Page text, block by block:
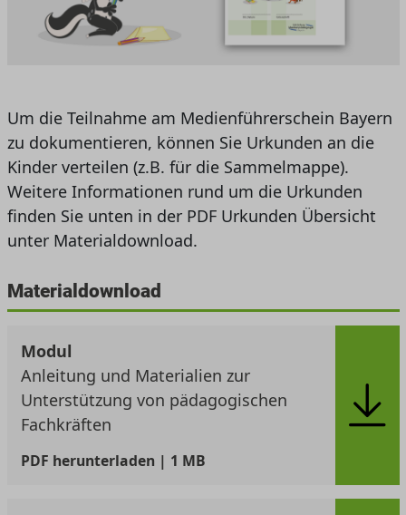
Um die Teilnahme am Medienführerschein Bayern
zu dokumentieren, können Sie Urkunden an die
Kinder verteilen (z.B. für die Sammelmappe).
Weitere Informationen rund um die Urkunden
finden Sie unten in der PDF Urkunden Übersicht
unter Materialdownload.
Materialdownload
Modul
Anleitung und Materialien zur
Unterstützung von pädagogischen
Fachkräften
PDF herunterladen | 1 MB